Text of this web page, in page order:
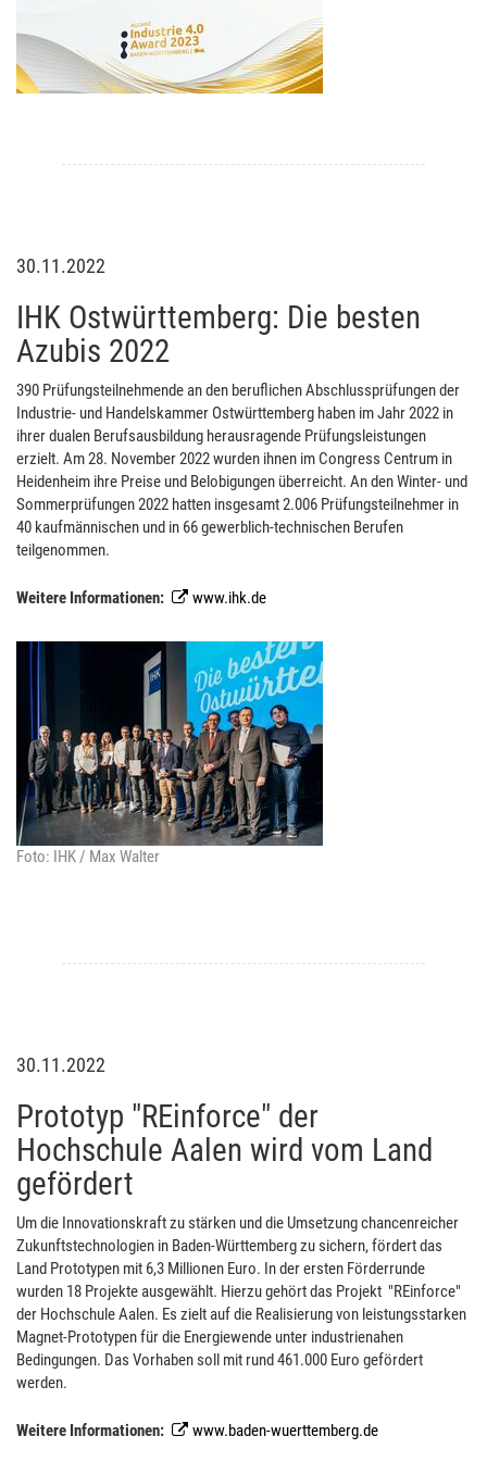
30.11.2022
IHK Ostwürttemberg: Die besten
Azubis 2022
390 Prüfungsteilnehmende an den beruflichen Abschlussprüfungen der
Industrie- und Handelskammer Ostwürttemberg haben im Jahr 2022 in
ihrer dualen Berufsausbildung herausragende Prüfungsleistungen
erzielt. Am 28. November 2022 wurden ihnen im Congress Centrum in
Heidenheim ihre Preise und Belobigungen überreicht. An den Winter- und
Sommerprüfungen 2022 hatten insgesamt 2.006 Prüfungsteilnehmer in
40 kaufmännischen und in 66 gewerblich-technischen Berufen
teilgenommen.
Weitere Informationen: www.ihk.de
Foto: IHK / Max Walter
30.11.2022
Prototyp "REinforce" der
Hochschule Aalen wird vom Land
gefördert
Um die Innovationskraft zu stärken und die Umsetzung chancenreicher
Zukunftstechnologien in Baden-Württemberg zu sichern, fördert das
Land Prototypen mit 6,3 Millionen Euro. In der ersten Förderrunde
wurden 18 Projekte ausgewählt. Hierzu gehört das Projekt "REinforce"
der Hochschule Aalen. Es zielt auf die Realisierung von leistungsstarken
Magnet-Prototypen für die Energiewende unter industrienahen
Bedingungen. Das Vorhaben soll mit rund 461.000 Euro gefördert
werden.
Weitere Informationen: www.baden-wuerttemberg.de